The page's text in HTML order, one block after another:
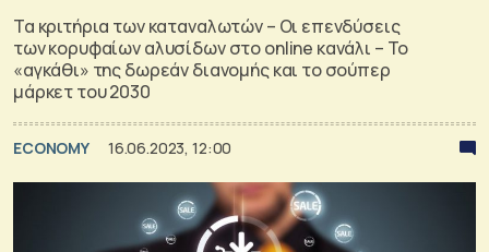
Τα κριτήρια των καταναλωτών – Οι επενδύσεις
των κορυφαίων αλυσίδων στο online κανάλι – Το
«αγκάθι» της δωρεάν διανομής και το σούπερ
μάρκετ του 2030
ECONOMY 16.06.2023, 12:00